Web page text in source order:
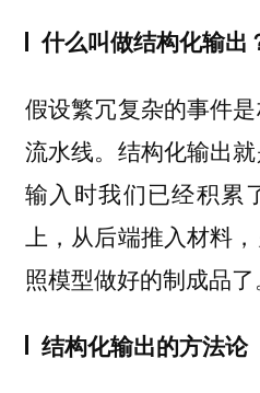
什么叫做结构化输出
假设繁冗复杂的事件
流水线。结构化输出
输入时我们已经积累
上，从后端推入材料
照模型做好的制成品了
结构化输出的方法论